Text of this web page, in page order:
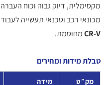
דיוק גבוה וכוח העברה
רכב וטכנאי תעשייה לעבודה
מחוסמת.
מידות ומחירים